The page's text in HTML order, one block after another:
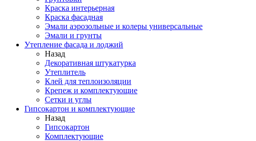
Краска интерьерная
Краска фасадная
Эмали аэрозольные и колеры универсальные
Эмали и грунты
Утепление фасада и лоджий
Назад
Декоративная штукатурка
Утеплитель
Клей для теплоизоляции
Крепеж и комплектующие
Сетки и углы
Гипсокартон и комплектующие
Назад
Гипсокартон
Комплектующие